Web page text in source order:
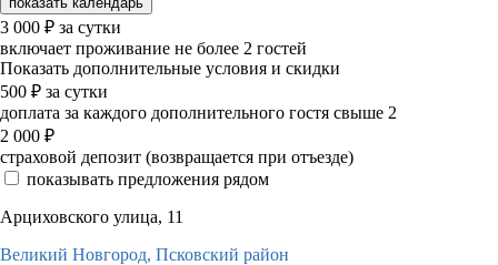
3 000 ₽ за сутки
включает проживание не более 2 гостей
Показать дополнительные условия и скидки
500 ₽ за сутки
доплата за каждого дополнительного гостя свыше 2
2 000 ₽
страховой депозит (возвращается при отъезде)
показывать предложения рядом
Арциховского улица, 11
Великий Новгород, Псковский район